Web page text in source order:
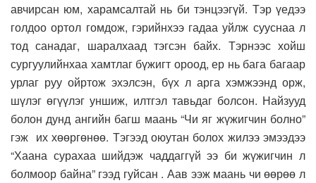
авчирсан юм, харамсалтай нь би тэнцээгүй. Тэр үедээ
голдоо ортол гомдож, гэрийнхээ гадаа уйлж сууснаа л
тод санадаг, шаралхаад тэгсэн байх. Тэрнээс хойш
сургуулийнхаа хамтлаг бүжигт ороод, ер нь бага багаар
урлаг руу ойртож эхэлсэн, бүх л арга хэмжээнд орж,
шүлэг өгүүлэг уншиж, илтгэл тавьдаг болсон. Найзууд
болон дунд ангийн багш маань “Чи яг жүжигчин болно”
гэж их хөөргөнөө. Тэгээд оюутан болох жилээ эмээдээ
“Хаана сурахаа шийдэж чаддаггүй ээ би жүжигчин л
болмоор байна” гээд гуйсан . Аав ээж маань чи өөрөө л